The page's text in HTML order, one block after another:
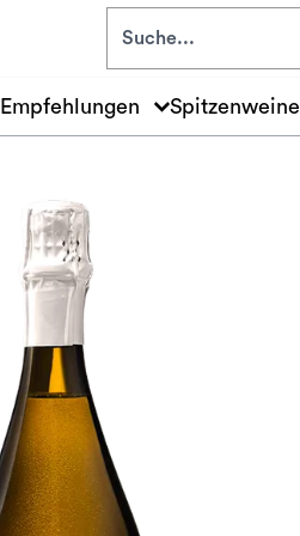
Empfehlungen Spitzenweine